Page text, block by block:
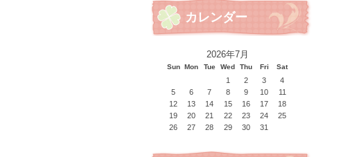
カレンダー
2026年7月
Sun Mon Tue Wed Thu Fri Sat
1 2 3
4
5
6 7 8 9 10
11
12
13 14 15 16 17
18
19
20 21 22 23 24
25
26
27 28 29 30 31